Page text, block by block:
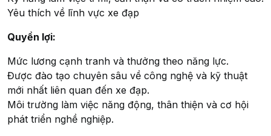
Yêu thích về lĩnh vực xe đạp
Quyền lợi:
Mức lương cạnh tranh và thưởng theo năng lực.
Được đào tạo chuyên sâu về công nghệ và kỹ thuật
mới nhất liên quan đến xe đạp.
Môi trường làm việc năng động, thân thiện và cơ hội
phát triển nghề nghiệp.